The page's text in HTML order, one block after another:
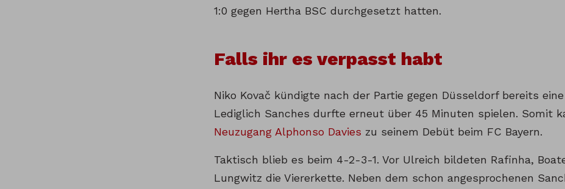
1:0 gegen Hertha BSC durchgesetzt hatten.
Falls ihr es verpasst habt
Niko Kovač kündigte nach der Partie gegen Düsseldorf bereits
Lediglich Sanches durfte erneut über 45 Minuten spielen. Somit
Neuzugang Alphonso Davies zu seinem Debüt beim FC Bayern.
Taktisch blieb es beim 4-2-3-1. Vor Ulreich bildeten Rafinha,
Lungwitz die Viererkette. Neben dem schon angesprochenen